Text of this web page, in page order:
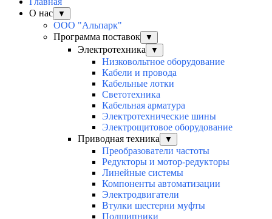
О нас
▼
ООО "Альпарк"
Программа поставок
▼
Электротехника ▼
Низковольтное оборудование
Кабели и провода
Кабельные лотки
Светотехника
Кабельная арматура
Электротехнические шины
Электрощитовое оборудование
Приводная техника
▼
Преобразователи частоты
Редукторы и мотор-редукторы
Линейные системы
Компоненты автоматизации
Электродвигатели
Втулки шестерни муфты
Подшипники